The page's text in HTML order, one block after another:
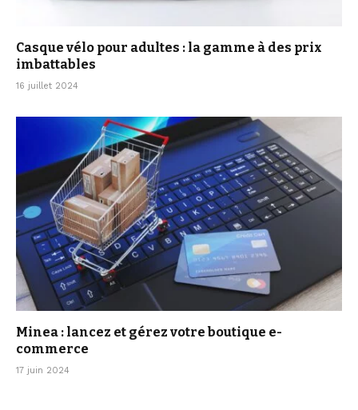
Casque vélo pour adultes : la gamme à des prix
imbattables
16 juillet 2024
Minea : lancez et gérez votre boutique e-
commerce
17 juin 2024